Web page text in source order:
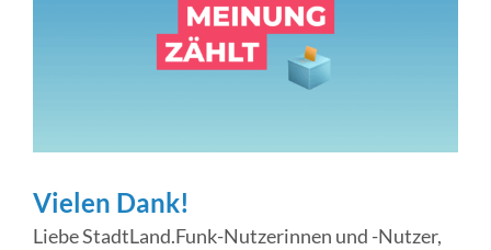
Vielen Dank!
Liebe StadtLand.Funk-Nutzerinnen und -Nutzer,